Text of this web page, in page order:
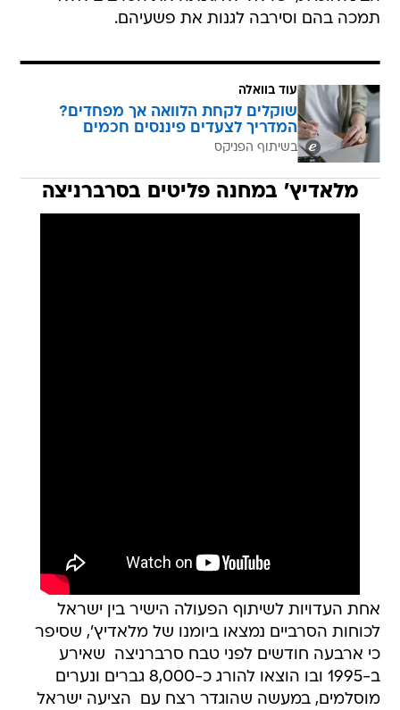
תמכה בהם וסירבה לגנות את פשעיהם.
עוד בוואלה
שוקלים לקחת הלוואה אך מפחדים?
המדריך לצעדים פיננסים חכמים
בשיתוף הפניקס
מלאדיץ' במחנה פליטים בסרברניצה
אחת העדויות לשיתוף הפעולה הישיר בין ישראל
לכוחות הסרביים נמצאו ביומנו של מלאדיץ', שסיפר
כי ארבעה חודשים לפני טבח סרברניצה  שאירע
ב-1995 ובו הוצאו להורג כ-8,000 גברים ונערים
מוסלמים, במעשה שהוגדר רצח עם  הציעה ישראל